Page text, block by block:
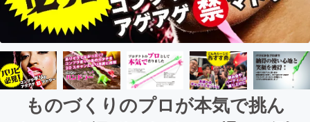
ものづくりのプロが本気で挑ん